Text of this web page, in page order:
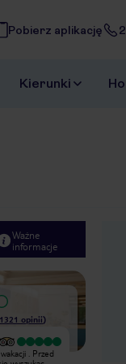
Pobierz aplikację
Kierunki
Ważne
informacje
Next slide
1/29
1321 opinii)
. Przed
Bardzo